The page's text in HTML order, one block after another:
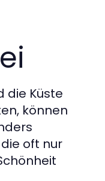
die Küste
können
oft nur